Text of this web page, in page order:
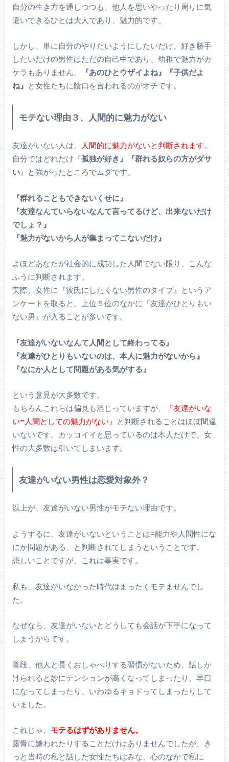
自分の生き方を通しつつも、他人を思いやったり周りに気
遣いできるひとは大人であり、魅力的です。
しかし、単に自分のやりたいようにしたいだけ、好き勝手
したいだけの男性はただの自己中であり、幼稚で魅力がカ
ケラもありません。
『あのひとウザイよね』『子供だよ
ね』 と女性たちに陰口を言われるのがオチです。
モテない理由３、人間的に魅力がない
友達がいない人は、
人間的に魅力がないと判断されます。
自分ではどれだけ『孤独が好き』『群れる奴らの方がダサ
い』と強がったところでムダです。
『群れることもできないくせに』
『友達なんていらないなんて言ってるけど、出来ないだけ
でしょ？』
『魅力がないから人が集まってこないだけ』
よほどあなたが社会的に成功した人間でない限り、こんな
ふうに判断されます。
実際、女性に『彼氏にしたくない男性のタイプ』というア
ンケートを取ると、上位５位のなかに『友達がひとりもい
ない男』が入ることが多いです。
『友達がいないなんて人間として終わってる』
『友達がひとりもいないのは、本人に魅力がないから』
『なにか人として問題がある気がする』
という意見が大多数です。
もちろんこれらは偏見も混じっていますが、
『友達がいな
い=人間としての魅力がない』
と判断されることはほぼ間違
いないです。カッコイイと思っているのは本人だけで、女
性の大多数は引いてしまいます。
友達がいない男性は恋愛対象外？
以上が、友達がいない男性がモテない理由です。
ようするに、友達がいないということは=能力や人間性にな
にか問題がある、と判断されてしまうということです。
悲しいことですが、これは事実です。
私も、友達がいなかった時代はまったくモテませんでし
た。
なぜなら、友達がいないとどうしても会話が下手になって
しまうからです。
普段、他人と長くおしゃべりする習慣がないため、話しか
けられると妙にテンションが高くなってしまったり、早口
になってしまったり、いわゆるキョドってしまったりして
いました。
これじゃ、 モテるはずがありません。
露骨に嫌われたりすることだけはありませんでしたが、き
っと当時の私と話した女性たちはみな、心のなかで私に